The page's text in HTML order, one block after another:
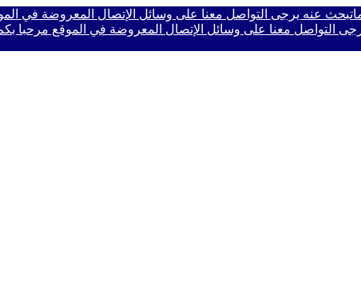
عنه يرجى التواصل معنا على وسائل الإتصال المعروضة في
التواصل معنا على وسائل الإتصال المعروضة في الموقع مرحبا